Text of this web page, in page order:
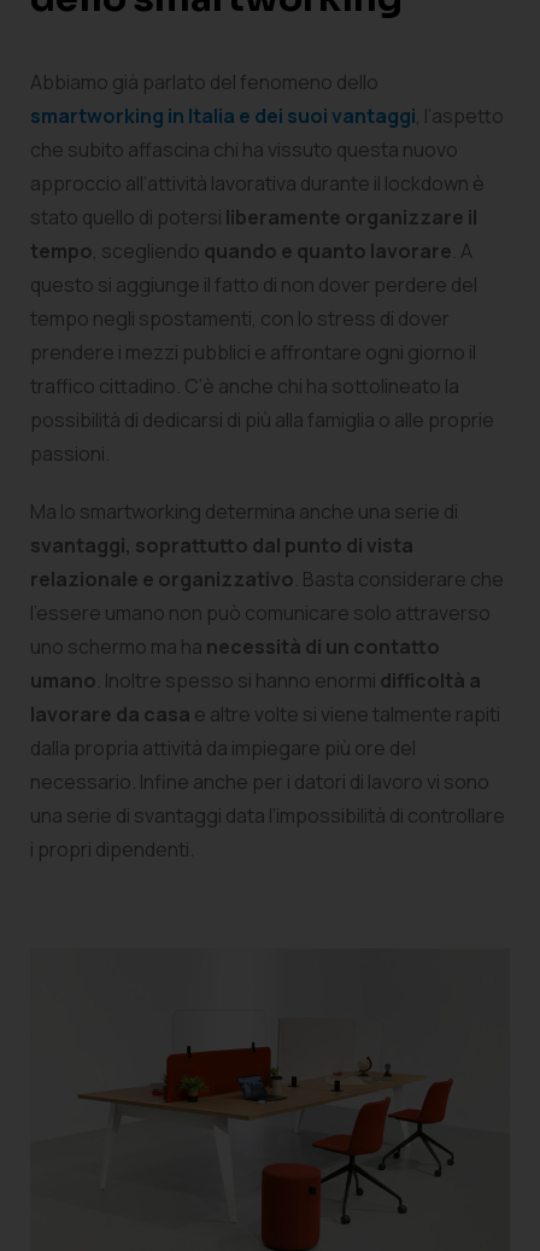
Abbiamo già parlato del fenomeno dello
smartworking in Italia e dei suoi vantaggi, l’aspetto
che subito affascina chi ha vissuto questa nuovo
approccio all’attività lavorativa durante il lockdown è
stato quello di potersi liberamente organizzare il
tempo, scegliendo quando e quanto lavorare. A
questo si aggiunge il fatto di non dover perdere del
tempo negli spostamenti, con lo stress di dover
prendere i mezzi pubblici e affrontare ogni giorno il
traffico cittadino. C’è anche chi ha sottolineato la
possibilità di dedicarsi di più alla famiglia o alle proprie
passioni.
Ma lo smartworking determina anche una serie di
svantaggi, soprattutto dal punto di vista
relazionale e organizzativo. Basta considerare che
l’essere umano non può comunicare solo attraverso
uno schermo ma ha necessità di un contatto
umano. Inoltre spesso si hanno enormi difficoltà a
lavorare da casa e altre volte si viene talmente rapiti
dalla propria attività da impiegare più ore del
necessario. Infine anche per i datori di lavoro vi sono
una serie di svantaggi data l’impossibilità di controllare
i propri dipendenti.